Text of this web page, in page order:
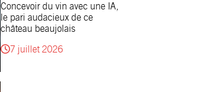
Concevoir du vin avec une IA,
le pari audacieux de ce
château beaujolais
7 juillet 2026